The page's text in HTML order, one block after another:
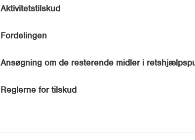
Aktivitetstilskud
Fordelingen
Ansøgning om de resterende midler i
Reglerne for tilskud